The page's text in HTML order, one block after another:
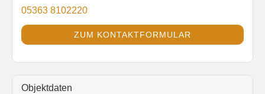
05363 8102220
ZUM KONTAKTFORMULAR
Objektdaten